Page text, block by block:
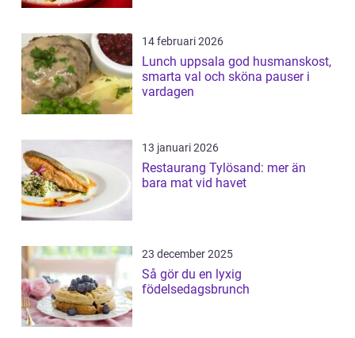
14 februari 2026
Lunch uppsala god husmanskost,
smarta val och sköna pauser i
vardagen
13 januari 2026
Restaurang Tylösand: mer än
bara mat vid havet
23 december 2025
Så gör du en lyxig
födelsedagsbrunch